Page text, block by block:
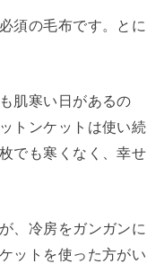
須の毛布です。とに
肌寒い日があるの
トンケットは使い続
でも寒くなく、幸せ
、冷房をガンガンに
ットを使った方がい